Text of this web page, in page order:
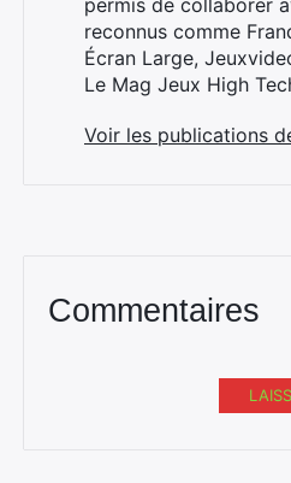
permis de collaborer
reconnus comme
Écran Large,
Le Mag Jeux High
Voir les publications
Commentaires